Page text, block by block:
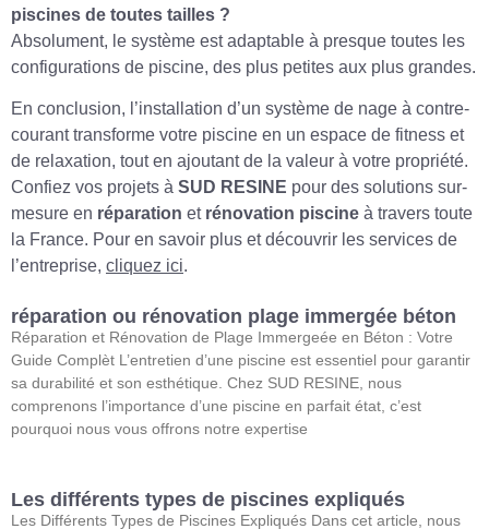
piscines de toutes tailles ?
Absolument, le système est adaptable à presque toutes les
configurations de piscine, des plus petites aux plus grandes.
En conclusion, l’installation d’un système de nage à contre-
courant transforme votre piscine en un espace de fitness et
de relaxation, tout en ajoutant de la valeur à votre propriété.
Confiez vos projets à SUD RESINE pour des solutions sur-
mesure en réparation et rénovation piscine à travers toute
la France. Pour en savoir plus et découvrir les services de
l’entreprise, cliquez ici.
réparation ou rénovation plage immergée béton
Réparation et Rénovation de Plage Immergeée en Béton : Votre
Guide Complèt L’entretien d’une piscine est essentiel pour garantir
sa durabilité et son esthétique. Chez SUD RESINE, nous
comprenons l’importance d’une piscine en parfait état, c’est
pourquoi nous vous offrons notre expertise
Les différents types de piscines expliqués
Les Différents Types de Piscines Expliqués Dans cet article, nous